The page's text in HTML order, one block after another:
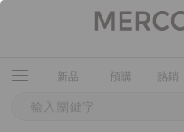
新品 預購 熱銷